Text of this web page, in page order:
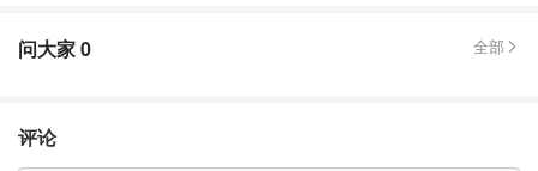
庆现场。Freshour说，在演出期间“风势起得非常快”。
◼️ 制作人Jigitz在Do LaB的演出时段被缩短。
问大家0 全部
评论